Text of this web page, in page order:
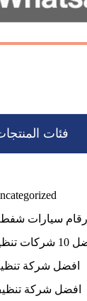
فئات
ارقام سيارات
تنظيف المنازل
افضل شركة
افضل شركة